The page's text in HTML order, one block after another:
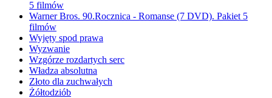
5 filmów
Warner Bros. 90.Rocznica - Romanse (7 DVD). Pakiet 5
filmów
Wyjęty spod prawa
Wyzwanie
Wzgórze rozdartych serc
Władza absolutna
Złoto dla zuchwałych
Żółtodziób